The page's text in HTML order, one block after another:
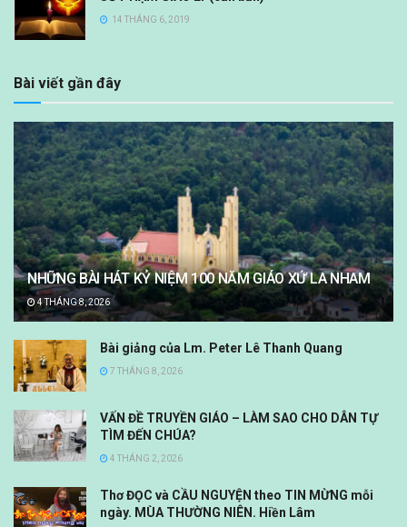
14 THÁNG 6, 2019
Bài viết gần đây
NHỮNG BÀI HÁT KỶ NIỆM 100 NĂM GIÁO XỨ LA NHAM
4 THÁNG 8, 2026
Bài giảng của Lm. Peter Lê Thanh Quang
7 THÁNG 8, 2026
VẤN ĐỀ TRUYỀN GIÁO – LÀM SAO CHO DÂN TỰ
TÌM ĐẾN CHÚA?
4 THÁNG 2, 2026
Thơ ĐỌC và CẦU NGUYỆN theo TIN MỪNG mỗi
ngày. MÙA THƯỜNG NIÊN. Hiền Lâm